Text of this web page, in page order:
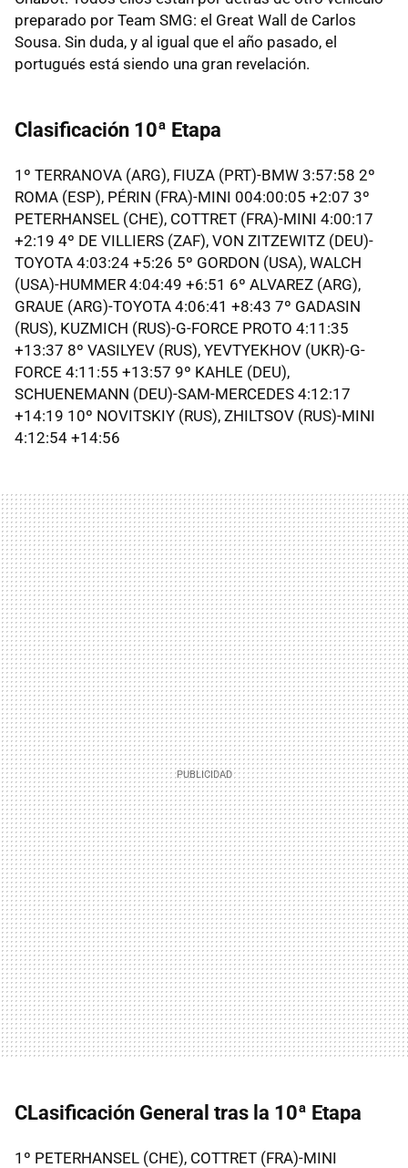
preparado por Team SMG: el Great Wall de Carlos
Sousa. Sin duda, y al igual que el año pasado, el
portugués está siendo una gran revelación.
Clasificación 10ª Etapa
1º TERRANOVA (ARG), FIUZA (PRT)-BMW 3:57:58 2º
ROMA (ESP), PÉRIN (FRA)-MINI 004:00:05 +2:07 3º
PETERHANSEL (CHE), COTTRET (FRA)-MINI 4:00:17
+2:19 4º DE VILLIERS (ZAF), VON ZITZEWITZ (DEU)-
TOYOTA 4:03:24 +5:26 5º GORDON (USA), WALCH
(USA)-HUMMER 4:04:49 +6:51 6º ALVAREZ (ARG),
GRAUE (ARG)-TOYOTA 4:06:41 +8:43 7º GADASIN
(RUS), KUZMICH (RUS)-G-FORCE PROTO 4:11:35
+13:37 8º VASILYEV (RUS), YEVTYEKHOV (UKR)-G-
FORCE 4:11:55 +13:57 9º KAHLE (DEU),
SCHUENEMANN (DEU)-SAM-MERCEDES 4:12:17
+14:19 10º NOVITSKIY (RUS), ZHILTSOV (RUS)-MINI
4:12:54 +14:56
CLasificación General tras la 10ª Etapa
1º PETERHANSEL (CHE), COTTRET (FRA)-MINI